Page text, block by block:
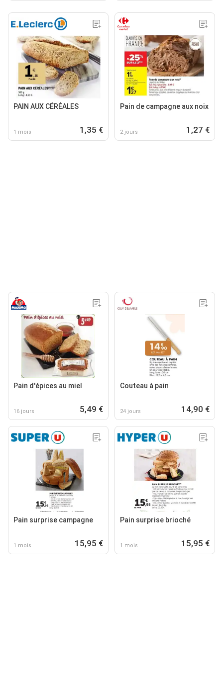
PAIN AUX CÉRÉALES
1 mois 1,35 €
Pain de campagne aux noix
2 jours 1,27 €
Pain d'épices au miel
16 jours 5,49 €
Couteau à pain
24 jours 14,90 €
Pain surprise campagne
1 mois 15,95 €
Pain surprise brioché
1 mois 15,95 €